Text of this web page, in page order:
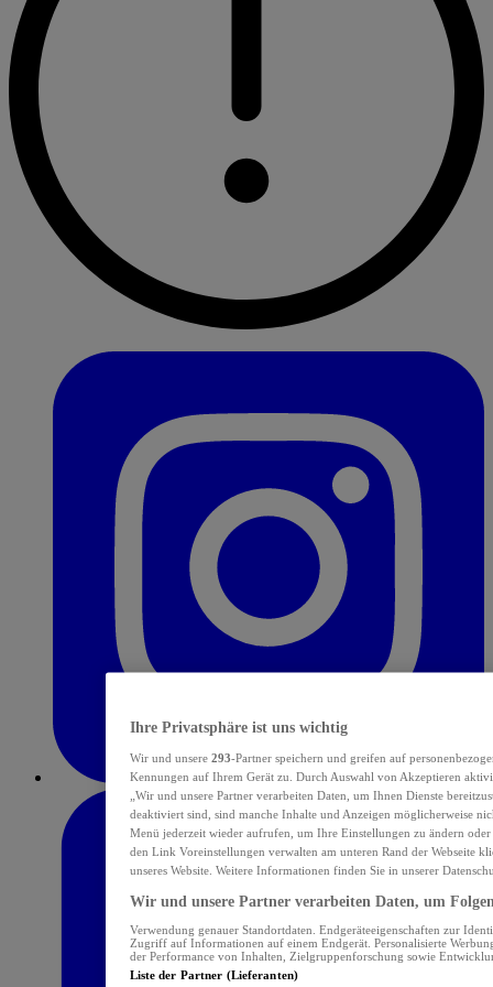
Ihre Privatsphäre ist uns wichtig
Wir und unsere 293-Partner speichern und greifen auf
Kennungen auf Ihrem Gerät zu. Durch Auswahl von Akzeptieren
„Wir und unsere Partner verarbeiten Daten, um Ihnen Dienste
deaktiviert sind, sind manche Inhalte und Anzeigen möglicherweise
Menü jederzeit wieder aufrufen, um Ihre Einstellungen zu ändern
den Link Voreinstellungen verwalten am unteren Rand der Webseite
unseres Website. Weitere Informationen finden Sie in unserer
Wir und unsere Partner verarbeiten Daten, um
Verwendung genauer Standortdaten. Endgeräteeigenschaften zur
Zugriff auf Informationen auf einem Endgerät. Personalisierte
der Performance von Inhalten, Zielgruppenforschung sowie
Liste der Partner (Lieferanten)